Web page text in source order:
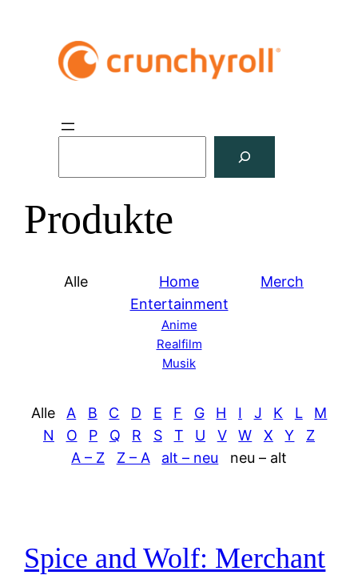
h
e
Produkte
Alle
Home
Entertainment
Anime
Realfilm
Musik
Merch
Alle A B C D E F G H I J K L
M
N
O P Q R S T U V W X Y
Z
A – Z
Z – A alt – neu neu – alt
Spice and Wolf: Merchant